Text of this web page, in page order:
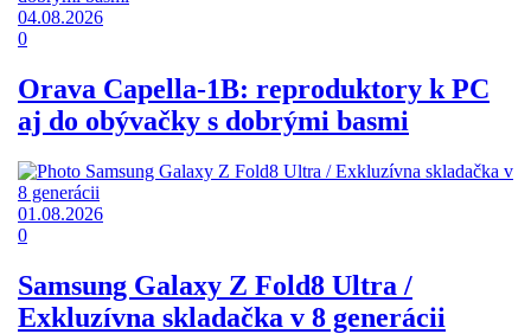
04.08.2026
0
Orava Capella-1B: reproduktory k PC
aj do obývačky s dobrými basmi
01.08.2026
0
Samsung Galaxy Z Fold8 Ultra /
Exkluzívna skladačka v 8 generácii